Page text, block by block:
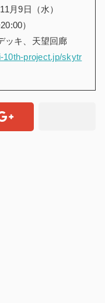
月9日（水）
）
ッキ、天望回廊
10th-project.jp/skytr